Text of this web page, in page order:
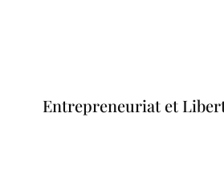
Entrepreneuriat et